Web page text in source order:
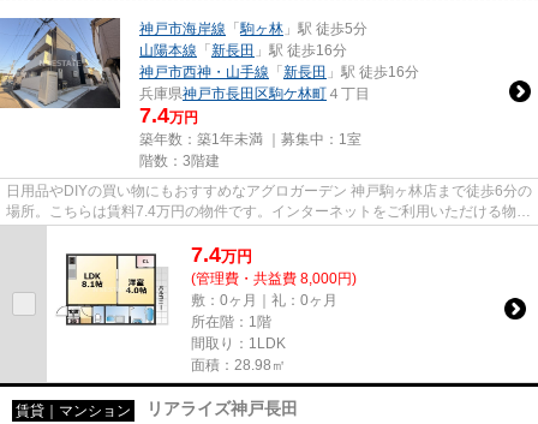
神戸市海岸線 「駒ヶ林 」駅 徒歩5分
山陽本線 「 新長田 」駅 徒歩16分
神戸市西神・山手線 「 新長田 」駅 徒歩16分
兵庫県神戸市長田区駒ケ林町 ４丁目
7.4万円
築年数：築1年未満 ｜募集中： 1室
階数：3階建
日用品やDIYの買い物にもおすすめなアグロガーデン 神戸駒ヶ林店まで徒歩6分の
場所。こちらは賃料7.4万円の物件です。インターネットをご利用いただける物件
7.4万円
(管理費・共益費 8,000円)
敷：0ヶ月｜礼：0ヶ月
所在階：1階
間取り：1LDK
面積：28.98㎡
賃貸｜マンション リアライズ神戸長田